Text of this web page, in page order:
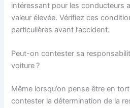
intéressant pour les conducteurs
valeur élevée. Vérifiez ces
particulières avant l’accident.
Peut-on contester sa
voiture ?
Même lorsqu’on pense être en
contester la détermination de la